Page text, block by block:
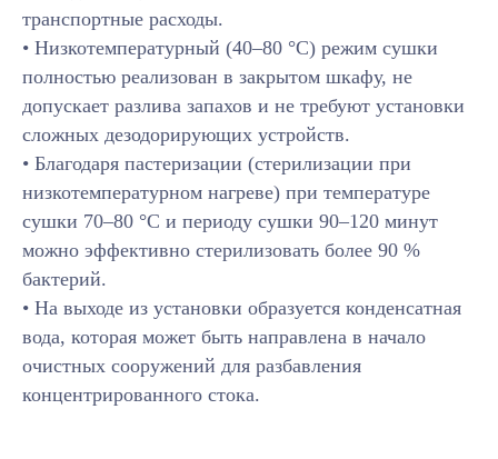
транспортные расходы.
• Низкотемпературный (40–80 °С) режим сушки
полностью реализован в закрытом шкафу, не
допускает разлива запахов и не требуют установки
сложных дезодорирующих устройств.
• Благодаря пастеризации (стерилизации при
низкотемпературном нагреве) при температуре
сушки 70–80 °C и периоду сушки 90–120 минут
можно эффективно стерилизовать более 90 %
бактерий.
• На выходе из установки образуется конденсатная
вода, которая может быть направлена в начало
очистных сооружений для разбавления
концентрированного стока.